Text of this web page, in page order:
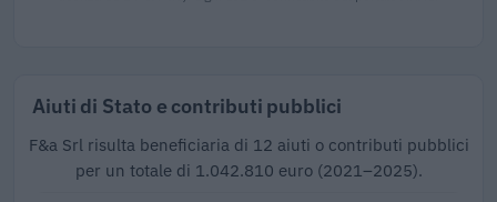
Aiuti di Stato e contributi pubblici
F&a Srl risulta beneficiaria di 12 aiuti o contributi pubblici
per un totale di 1.042.810 euro (2021–2025).